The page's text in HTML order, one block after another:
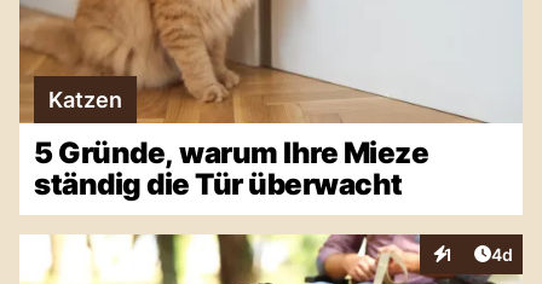
Katzen
5 Gründe, warum Ihre Mieze
ständig die Tür überwacht
1
Interaktionen
4d